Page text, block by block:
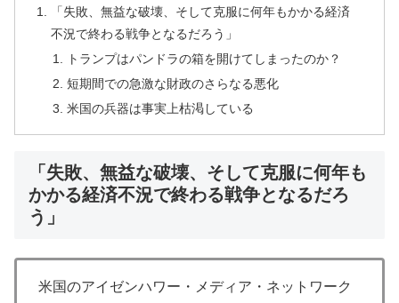
「失敗、無益な破壊、そして克服に何年もかかる経済
不況で終わる戦争となるだろう」
トランプはパンドラの箱を開けてしまったのか？
短期間での急激な財政のさらなる悪化
米国の兵器は事実上枯渇している
「失敗、無益な破壊、そして克服に何年も
かかる経済不況で終わる戦争となるだろ
う」
米国のアイゼンハワー・メディア・ネットワーク